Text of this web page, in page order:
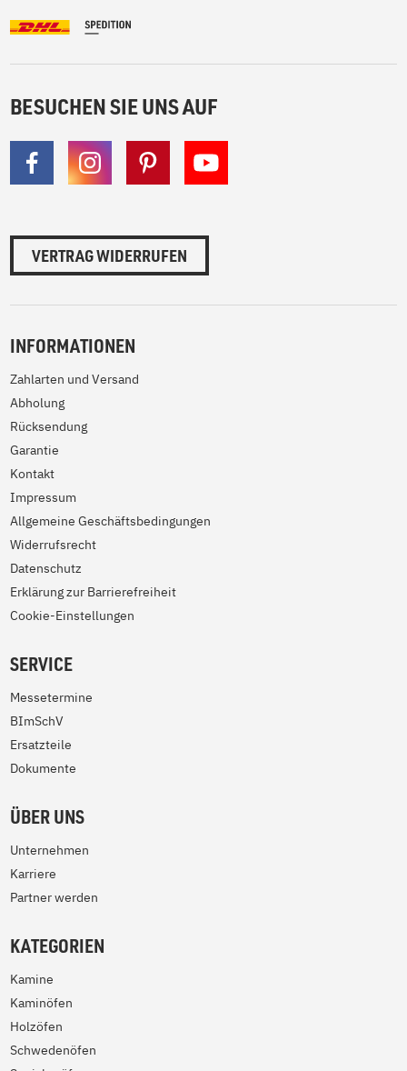
BESUCHEN SIE UNS AUF
VERTRAG WIDERRUFEN
INFORMATIONEN
Zahlarten und Versand
Abholung
Rücksendung
Garantie
Kontakt
Impressum
Allgemeine Geschäftsbedingungen
Widerrufsrecht
Datenschutz
Erklärung zur Barrierefreiheit
Cookie-Einstellungen
SERVICE
Messetermine
BImSchV
Ersatzteile
Dokumente
ÜBER UNS
Unternehmen
Karriere
Partner werden
KATEGORIEN
Kamine
Kaminöfen
Holzöfen
Schwedenöfen